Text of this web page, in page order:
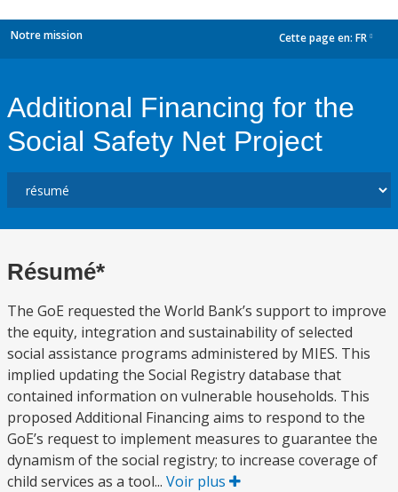
Notre mission Cette page en: FR
Additional Financing for the
Social Safety Net Project
Résumé*
The GoE requested the World Bank’s support to improve
the equity, integration and sustainability of selected
social assistance programs administered by MIES. This
implied updating the Social Registry database that
contained information on vulnerable households. This
proposed Additional Financing aims to respond to the
GoE’s request to implement measures to guarantee the
dynamism of the social registry; to increase coverage of
child services as a tool... Voir plus